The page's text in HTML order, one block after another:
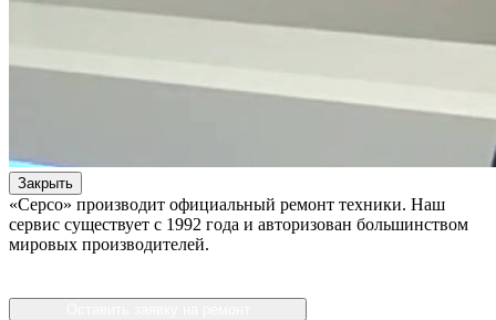
Закрыть
«Серсо» производит официальный ремонт техники. Наш
сервис существует с 1992 года и авторизован большинством
мировых производителей.